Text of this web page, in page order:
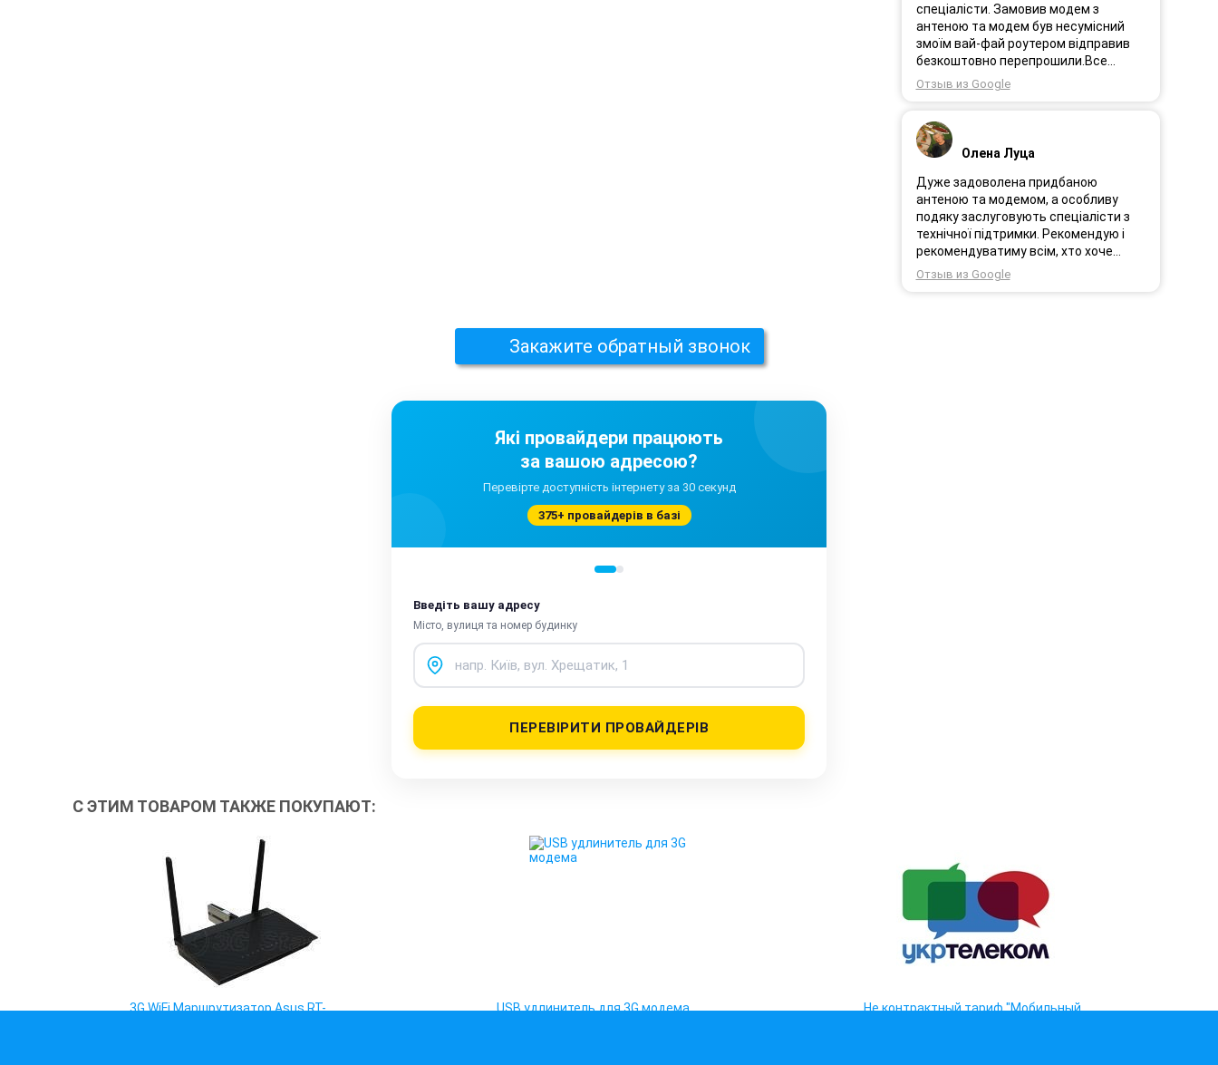
спеціалісти. Замовив модем з
антеною та модем був несумісний
змоїм вай-фай роутером відправив
безкоштовно перепрошили.Все
працює.
Отзыв из Google
Олена Луца
Дуже задоволена придбаною
антеною та модемом, а особливу
подяку заслуговують спеціалісти з
технічної підтримки. Рекомендую і
рекомендуватиму всім, хто хоче
користуватись безпровідним
Отзыв из Google
Закажите обратный звонок
Які провайдери працюють
за вашою адресою?
Перевірте доступність інтернету за 30 секунд
375+ провайдерів в базі
Введіть вашу адресу
Місто, вулиця та номер будинку
ПЕРЕВІРИТИ ПРОВАЙДЕРІВ
С ЭТИМ ТОВАРОМ ТАКЖЕ ПОКУПАЮТ:
3G WiFi Маршрутизатор Asus RT-
USB удлинитель для 3G модема
Не контрактный тариф "Мобильный